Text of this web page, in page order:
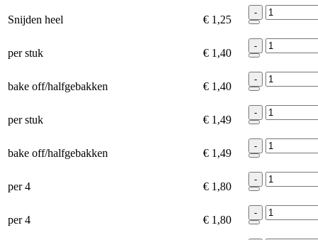
Snijden heel € 1,25
-
per stuk € 1,40
-
bake off/halfgebakken € 1,40
-
per stuk € 1,49
-
bake off/halfgebakken € 1,49
-
per 4 € 1,80
-
per 4 € 1,80
-